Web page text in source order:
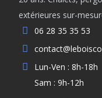
extérieures sur-
06 28 35 35 53
Lun-Ven : 8h-18h
Sam : 9h-12h